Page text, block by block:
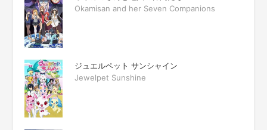
Okamisan and her Seven Companions
ジュエルペット サンシャイン
Jewelpet Sunshine